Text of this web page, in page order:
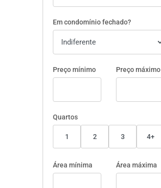
Em condomínio fechado?
Preço mínimo Preço máximo
Quartos
1 2 3 4+
Área mínima Área máxima